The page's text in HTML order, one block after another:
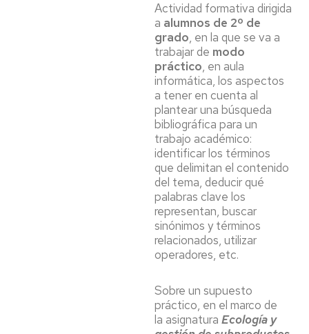
Actividad formativa dirigida
a alumnos de 2º de
grado, en la que se va a
trabajar de modo
práctico, en aula
informática, los aspectos
a tener en cuenta al
plantear una búsqueda
bibliográfica para un
trabajo académico:
identificar los términos
que delimitan el contenido
del tema, deducir qué
palabras clave los
representan, buscar
sinónimos y términos
relacionados, utilizar
operadores, etc.
Sobre un supuesto
práctico, en el marco de
la asignatura Ecología y